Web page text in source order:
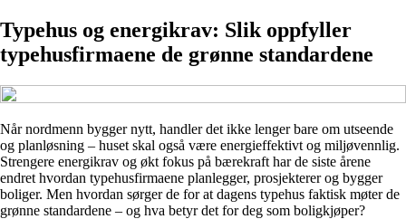
Typehus og energikrav: Slik oppfyller
typehusfirmaene de grønne standardene
Når nordmenn bygger nytt, handler det ikke lenger bare om utseende
og planløsning – huset skal også være energieffektivt og miljøvennlig.
Strengere energikrav og økt fokus på bærekraft har de siste årene
endret hvordan typehusfirmaene planlegger, prosjekterer og bygger
boliger. Men hvordan sørger de for at dagens typehus faktisk møter de
grønne standardene – og hva betyr det for deg som boligkjøper?